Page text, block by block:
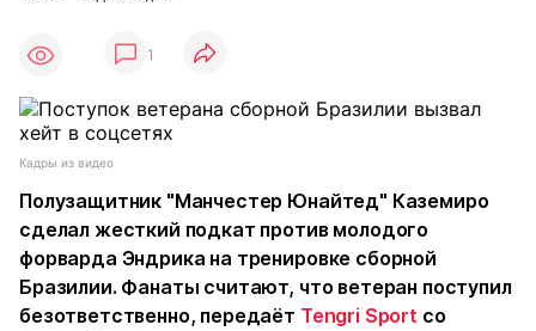
1
Кадры из видео
Полузащитник "Манчестер Юнайтед" Каземиро
сделал жесткий подкат против молодого
форварда Эндрика на тренировке сборной
Бразилии. Фанаты считают, что ветеран поступил
безответственно, передаёт Tengri Sport со